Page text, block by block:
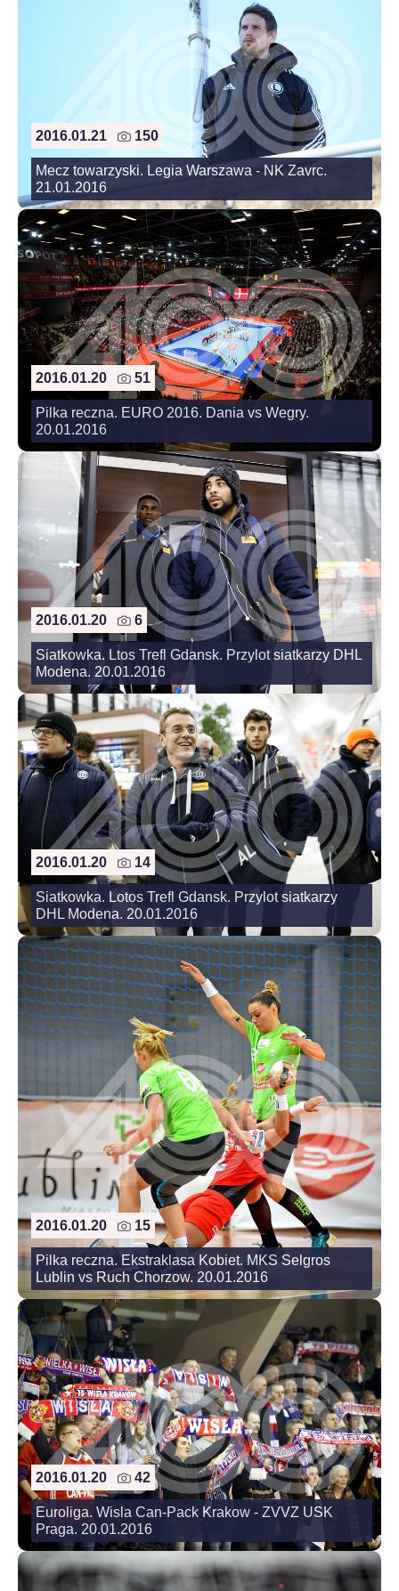
2016.01.21 150
Mecz towarzyski. Legia Warszawa - NK Zavrc.
21.01.2016
2016.01.20 51
Pilka reczna. EURO 2016. Dania vs Wegry.
20.01.2016
2016.01.20 6
Siatkowka. Ltos Trefl Gdansk. Przylot siatkarzy DHL
Modena. 20.01.2016
2016.01.20 14
Siatkowka. Lotos Trefl Gdansk. Przylot siatkarzy
DHL Modena. 20.01.2016
2016.01.20 15
Pilka reczna. Ekstraklasa Kobiet. MKS Selgros
Lublin vs Ruch Chorzow. 20.01.2016
2016.01.20 42
Euroliga. Wisla Can-Pack Krakow - ZVVZ USK
Praga. 20.01.2016